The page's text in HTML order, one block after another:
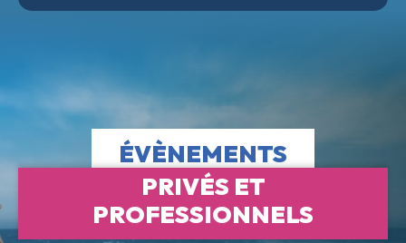
ÉVÈNEMENTS
PRIVÉS ET
PROFESSIONNELS